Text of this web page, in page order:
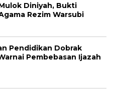
Diniyah, Bukti
Rezim Warsubi
Pendidikan Dobrak
Pembebasan Ijazah